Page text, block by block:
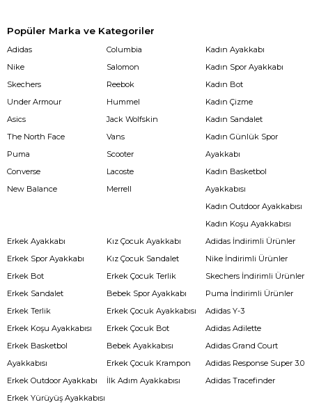
Popüler Marka ve Kategoriler
Adidas
Nike
Skechers
Under Armour
Asics
The North Face
Puma
Converse
New Balance
Columbia
Salomon
Reebok
Hummel
Jack Wolfskin
Vans
Scooter
Lacoste
Merrell
Kadın Ayakkabı
Kadın Spor Ayakkabı
Kadın Bot
Kadın Çizme
Kadın Sandalet
Kadın Günlük Spor
Ayakkabı
Kadın Basketbol
Ayakkabısı
Kadın Outdoor Ayakkabısı
Kadın Koşu Ayakkabısı
Erkek Ayakkabı
Erkek Spor Ayakkabı
Erkek Bot
Erkek Sandalet
Erkek Terlik
Erkek Koşu Ayakkabısı
Erkek Basketbol
Ayakkabısı
Erkek Outdoor Ayakkabı
Erkek Yürüyüş Ayakkabısı
Kız Çocuk Ayakkabı
Kız Çocuk Sandalet
Erkek Çocuk Terlik
Bebek Spor Ayakkabı
Erkek Çocuk Ayakkabısı
Erkek Çocuk Bot
Bebek Ayakkabısı
Erkek Çocuk Krampon
İlk Adım Ayakkabısı
Adidas İndirimli Ürünler
Nike İndirimli Ürünler
Skechers İndirimli Ürünler
Puma İndirimli Ürünler
Adidas Y-3
Adidas Adilette
Adidas Grand Court
Adidas Response Super 3.0
Adidas Tracefinder